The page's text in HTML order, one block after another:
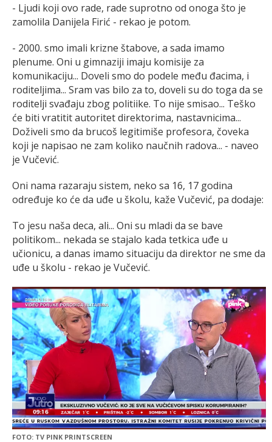
- Ljudi koji ovo rade, rade suprotno od onoga što je
zamolila Danijela Firić - rekao je potom.
- 2000. smo imali krizne štabove, a sada imamo
plenume. Oni u gimnaziji imaju komisije za
komunikaciju... Doveli smo do podele među đacima, i
roditeljima... Sram vas bilo za to, doveli su do toga da se
roditelji svađaju zbog politiike. To nije smisao... Teško
će biti vratitit autoritet direktorima, nastavnicima...
Doživeli smo da brucoš legitimiše profesora, čoveka
koji je napisao ne zam koliko naučnih radova... - naveo
je Vučević.
Oni nama razaraju sistem, neko sa 16, 17 godina
određuje ko će da uđe u školu, kaže Vučević, pa dodaje:
To jesu naša deca, ali... Oni su mladi da se bave
politikom... nekada se stajalo kada tetkica uđe u
učionicu, a danas imamo situaciju da direktor ne sme da
uđe u školu - rekao je Vučević.
FOTO: TV PINK PRINTSCREEN